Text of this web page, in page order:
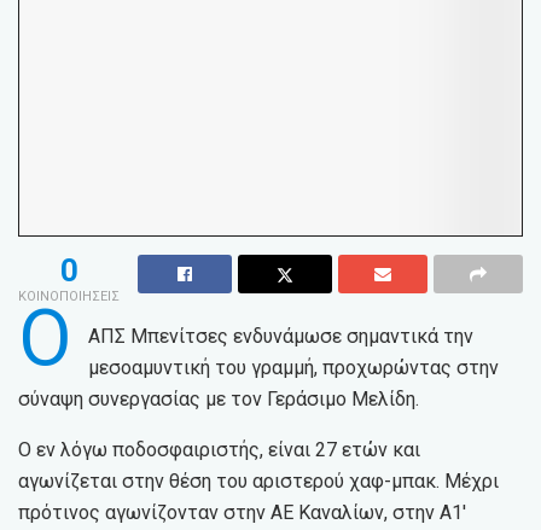
0
ΚΟΙΝΟΠΟΙΗΣΕΙΣ
Ο
ΑΠΣ Μπενίτσες ενδυνάμωσε σημαντικά την
μεσοαμυντική του γραμμή, προχωρώντας στην
σύναψη συνεργασίας με τον Γεράσιμο Μελίδη.
Ο εν λόγω ποδοσφαιριστής, είναι 27 ετών και
αγωνίζεται στην θέση του αριστερού χαφ-μπακ. Μέχρι
πρότινος αγωνίζονταν στην ΑΕ Καναλίων, στην Α1′